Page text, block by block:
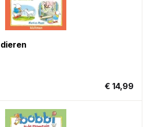
€ 14,99